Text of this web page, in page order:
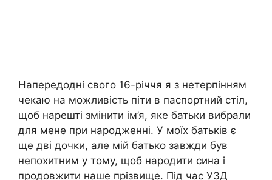
Напередодні свого 16-річчя я з нетерпінням
чекаю на можливість піти в паспортний стіл,
щоб нарешті змінити ім’я, яке батьки вибрали
для мене при народженні. У моїх батьків є
ще дві дочки, але мій батько завжди був
непохитним у тому, щоб народити сина і
продовжити наше прізвище. Під час УЗД